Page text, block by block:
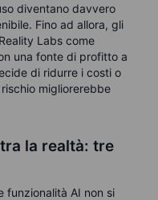
diventano davvero
Fino ad allora, gli
Labs come
una fonte di profitto a
di ridurre i costi o
migliorerebbe
la realtà: tre
funzionalità AI non si